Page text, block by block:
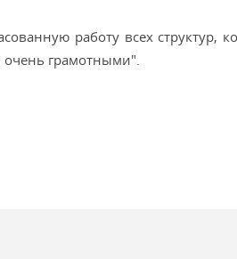
работу всех структур,
грамотными".